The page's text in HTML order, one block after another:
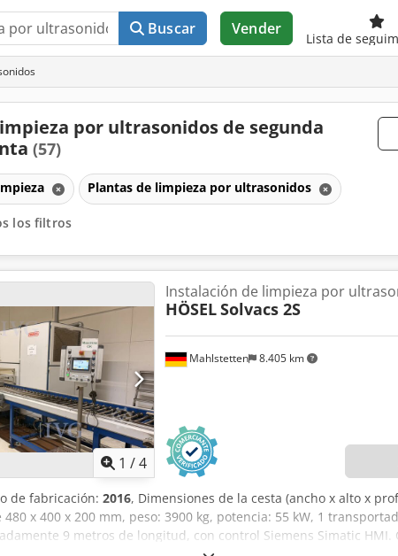
Buscar Vender
Lista de
por ultrasonidos de segunda
(57)
Plantas de limpieza por ultrasonidos
los filtros
1 /4
Mahlstetten 8.405 km
Instalación de limpieza por
HÖSELSolvacs 2S
de fabricación: 2016, Dimensiones de la cesta (ancho x alto x
x 400 x 200 mm, peso: 3900 kg, potencia: 55 kW, 1
9 metros de longitud, con control Siemens Simatic HMI.